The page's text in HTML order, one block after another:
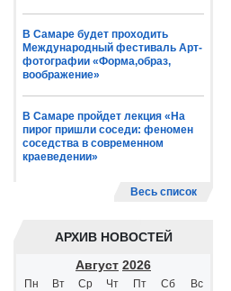
В Самаре будет проходить
Международный фестиваль Арт-
фотографии «Форма,образ,
воображение»
В Самаре пройдет лекция «На
пирог пришли соседи: феномен
соседства в современном
краеведении»
Весь список
АРХИВ НОВОСТЕЙ
Август 2026
Пн Вт Ср Чт Пт Сб
Вс